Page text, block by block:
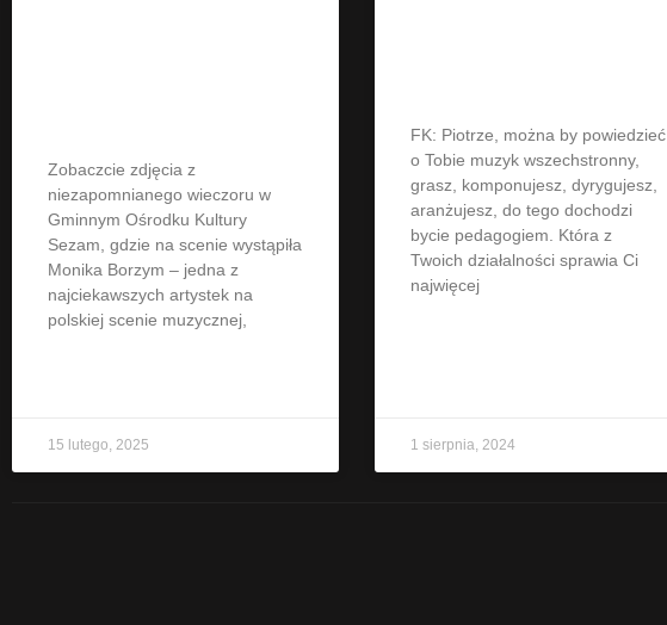
Zobaczcie zdjęcia z
niezapomnianego wieczoru w
Gminnym Ośrodku Kultury
Sezam, gdzie na scenie wystąpiła
Monika Borzym – jedna z
najciekawszych artystek na
polskiej scenie muzycznej,
15 lutego, 2025
FK: Piotrze, można by powiedzieć
o Tobie muzyk wszechstronny,
grasz, komponujesz, dyrygujesz,
aranżujesz, do tego dochodzi
bycie pedagogiem. Która z
Twoich działalności sprawia Ci
najwięcej
1 sierpnia, 2024